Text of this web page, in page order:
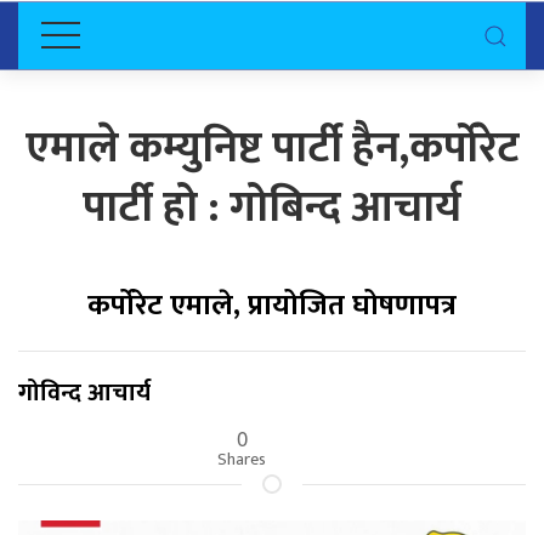
एमाले कम्युनिष्ट पार्टी हैन,कर्पोरेट
पार्टी हो : गोबिन्द आचार्य
कर्पोरेट एमाले, प्रायोजित घोषणापत्र
गोविन्द आचार्य
0
Shares